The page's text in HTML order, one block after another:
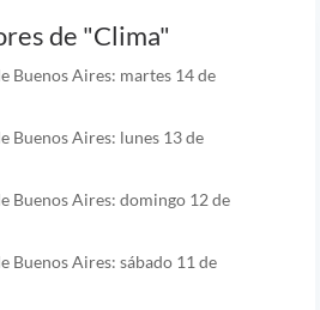
de "Clima"
Buenos Aires: martes 14 de
Buenos Aires: lunes 13 de
Buenos Aires: domingo 12 de
Buenos Aires: sábado 11 de